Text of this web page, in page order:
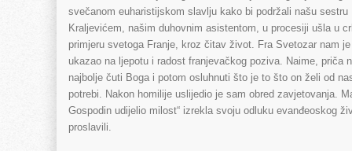
svečanom euharistijskom slavlju kako bi podržali našu
Kraljevićem, našim duhovnim asistentom, u procesiji ušla u
primjeru svetoga Franje, kroz čitav život. Fra Svetozar nam
ukazao na ljepotu i radost franjevačkog poziva. Naime,
najbolje čuti Boga i potom osluhnuti što je to što on želi od
potrebi. Nakon homilije uslijedio je sam obred zavjetovanja.
Gospodin udijelio milost“ izrekla svoju odluku evanđeoskog
proslavili.